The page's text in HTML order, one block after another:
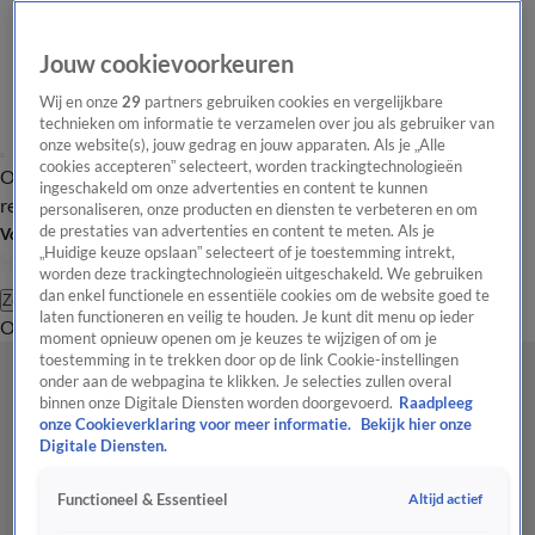
Overzicht Laatste nieuws Regionieuws Het beste van Hart
Tip de
redactie
Volg Hart van Nederland
Zoeken
OverzichtRegioUitzendingenWeerTip de redactiePanelVideo's
Jouw cookievoorkeuren
Wij en onze29 partners gebruiken cookies en vergelijkbare
technieken om informatie te verzamelen over jou als gebruiker van
onze website(s), jouw gedrag en jouw apparaten. Als je „Alle
cookies accepteren” selecteert, worden trackingtechnologieën
ingeschakeld om onze advertenties en content te kunnen
personaliseren, onze producten en diensten te verbeteren en om
de prestaties van advertenties en content te meten. Als je
„Huidige keuze opslaan” selecteert of je toestemming intrekt,
worden deze trackingtechnologieën uitgeschakeld. We gebruiken
dan enkel functionele en essentiële cookies om de website goed te
laten functioneren en veilig te houden. Je kunt dit menu op ieder
moment opnieuw openen om je keuzes te wijzigen of om je
toestemming in te trekken door op de link Cookie-instellingen
onder aan de webpagina te klikken. Je selecties zullen overal
binnen onze Digitale Diensten worden doorgevoerd. Raadpleeg
onze Cookieverklaring voor meer informatie.
Bekijk hier onze
Digitale Diensten.
Functioneel & Essentieel Altijd actief